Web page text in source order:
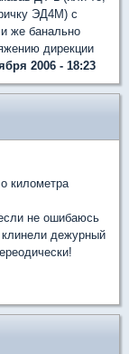
ЭД4М) с
же банально
дирекции
2006 - 18:23
километра
не ошибаюсь
клинели дежурный